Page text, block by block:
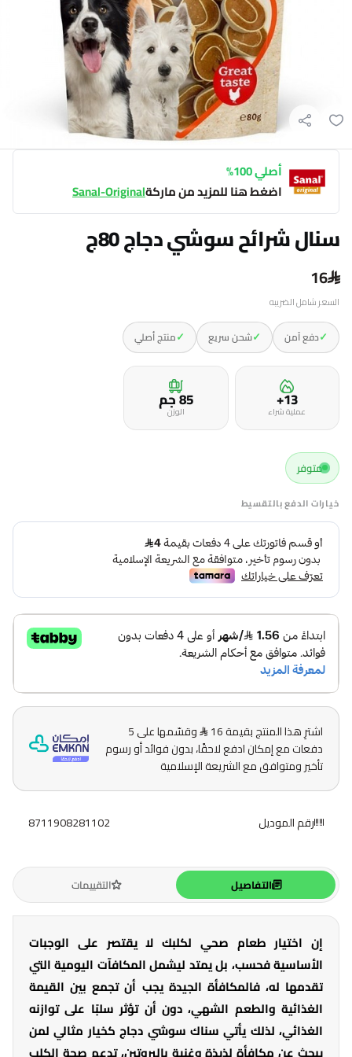
أصلي 100%
اضغط هنا للمزيد من ماركةSanal-Original
سنال شرائح سوشي دجاج 80ج
16
السعر شامل الضريبه
✓دفع آمن ✓شحن سريع ✓منتج أصلي
13+
عملية شراء 85 جمالوزن
متوفر
خيارات الدفع بالتقسيط
اشترِ هذا المنتج بقيمة 16
وقسّمها على 5
دفعات مع إمكان ادفع لاحقًا، بدون فوائد أو رسوم
تأخير ومتوافق مع الشريعة الإسلامية
رقم الموديل 8711908281102
التفاصيل التقييمات
إن اختيار طعام صحي لكلبك لا يقتصر على الوجبات
الأساسية فحسب، بل يمتد ليشمل المكافآت اليومية التي
تقدمها له، فالمكافأة الجيدة يجب أن تجمع بين القيمة
الغذائية والطعم الشهي، دون أن تؤثر سلبًا على توازنه
الغذائي، لذلك يأتي سناك سوشي دجاج كخيار مثالي لمن